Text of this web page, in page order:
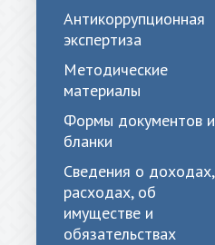
Антикоррупционная
экспертиза
Методические
материалы
Формы документов и
бланки
Сведения о доходах,
расходах, об
имуществе и
обязательствах